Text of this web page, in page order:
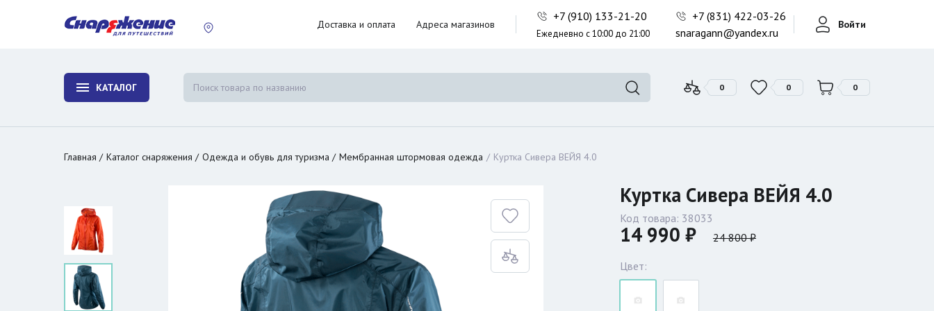
Доставка и оплата Адреса магазинов
+7 (910) 133-21-20
Ежедневно с 10:00 до 21:00
+7 (831) 422-03-26
snaragann@yandex.ru
Войти
КАТАЛОГ 0 0 0
Фонари поисковые
Фонари тактические
Главная Каталог снаряжения Одежда и обувь для туризма Мембранная штормовая одежда Куртка Сивера ВЕЙЯ 4.0
Куртка Сивера ВЕЙЯ 4.0
Код товара: 38033
14 990 ₽ 24 800 ₽
Цвет: